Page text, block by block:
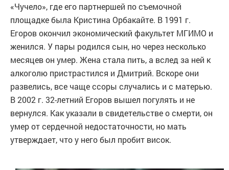
«Чучело», где его партнершей по съемочной
площадке была Кристина Орбакайте. В 1991 г.
Егоров окончил экономический факультет МГИМО и
женился. У пары родился сын, но через несколько
месяцев он умер. Жена стала пить, а вслед за ней к
алкоголю пристрастился и Дмитрий. Вскоре они
развелись, все чаще ссоры случались и с матерью.
В 2002 г. 32-летний Егоров вышел погулять и не
вернулся. Как указали в свидетельстве о смерти, он
умер от сердечной недостаточности, но мать
утверждает, что у него был пробит висок.